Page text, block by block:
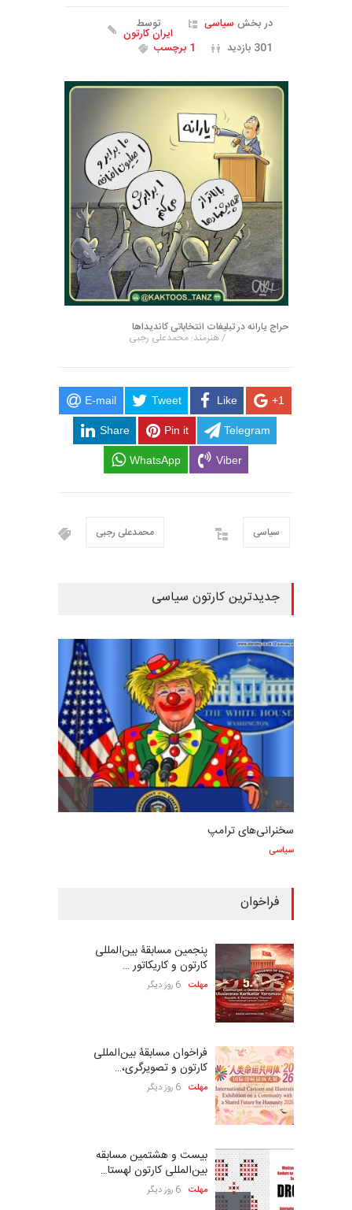
در بخش سیاسی توسط
ایران کارتون
301 بازدید
1 برچسب
حراج یارانه در تبلیغات انتخاباتی کاندیدا‌ها
/ هنرمند: محمدعلی رجبی
E-mail Tweet Like +1
Share Pin it Telegram
WhatsApp Viber
محمدعلی رجبی سیاسی
جدیدترین کارتون سیاسی
سخنرانی‌های ترامپ
سیاسی
فراخوان
پنجمین مسابقۀ بین‌المللی
کارتون و کاریکاتور …
مهلت 6 روز دیگر
فراخوان مسابقۀ بین‌المللی
کارتون و تصویرگری،…
مهلت 6 روز دیگر
بیست و هشتمین مسابقه
بین‌المللی کارتون لهستا…
مهلت 6 روز دیگر